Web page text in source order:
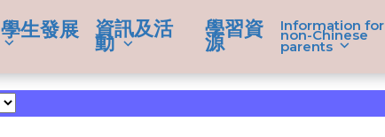
學生發展 資訊及活
動
學習資
源
Information for
non-Chinese
parents